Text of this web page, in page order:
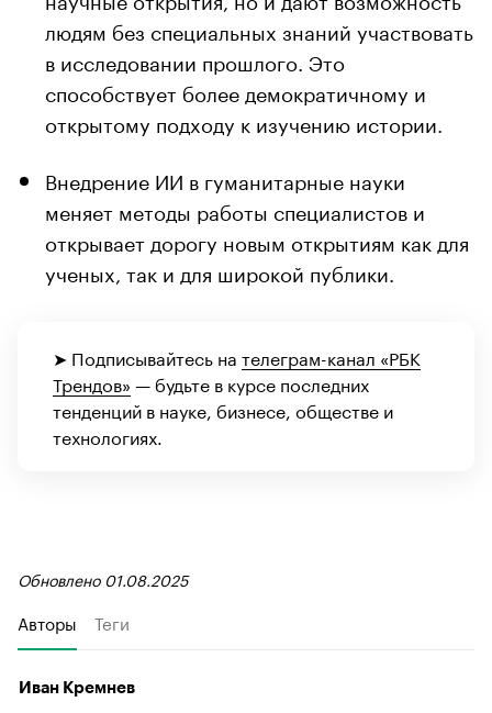
людям без специальных знаний участвовать
в исследовании прошлого. Это
способствует более демократичному и
открытому подходу к изучению истории.
Внедрение ИИ в гуманитарные науки
меняет методы работы специалистов и
открывает дорогу новым открытиям как для
ученых, так и для широкой публики.
➤ Подписывайтесь на телеграм-канал «РБК
Трендов» — будьте в курсе последних
тенденций в науке, бизнесе, обществе и
технологиях.
Обновлено 01.08.2025
Авторы Теги
Иван Кремнев